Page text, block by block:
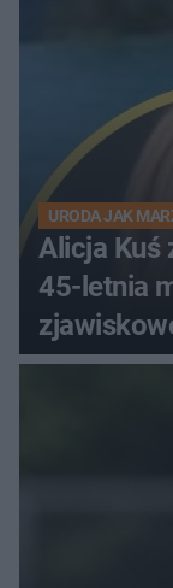
URODA JAK
Alicja Kuś
45-letnia